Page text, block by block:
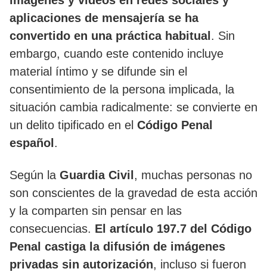
aplicaciones de mensajería se ha
convertido en una práctica habitual . Sin
embargo, cuando este contenido incluye
material íntimo y se difunde sin el
consentimiento de la persona implicada, la
situación cambia radicalmente: se convierte en
un delito tipificado en el Código Penal
español .
Según la Guardia Civil , muchas personas no
son conscientes de la gravedad de esta acción
y la comparten sin pensar en las
consecuencias. El artículo 197.7 del Código
Penal castiga la difusión de imágenes
privadas sin autorización, incluso si fueron